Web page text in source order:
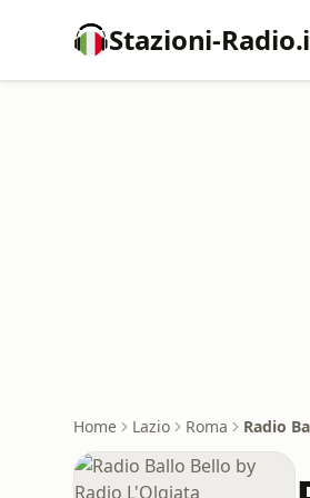
Stazioni-
Home Lazio Roma Radio